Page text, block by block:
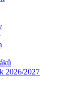
2026/2027